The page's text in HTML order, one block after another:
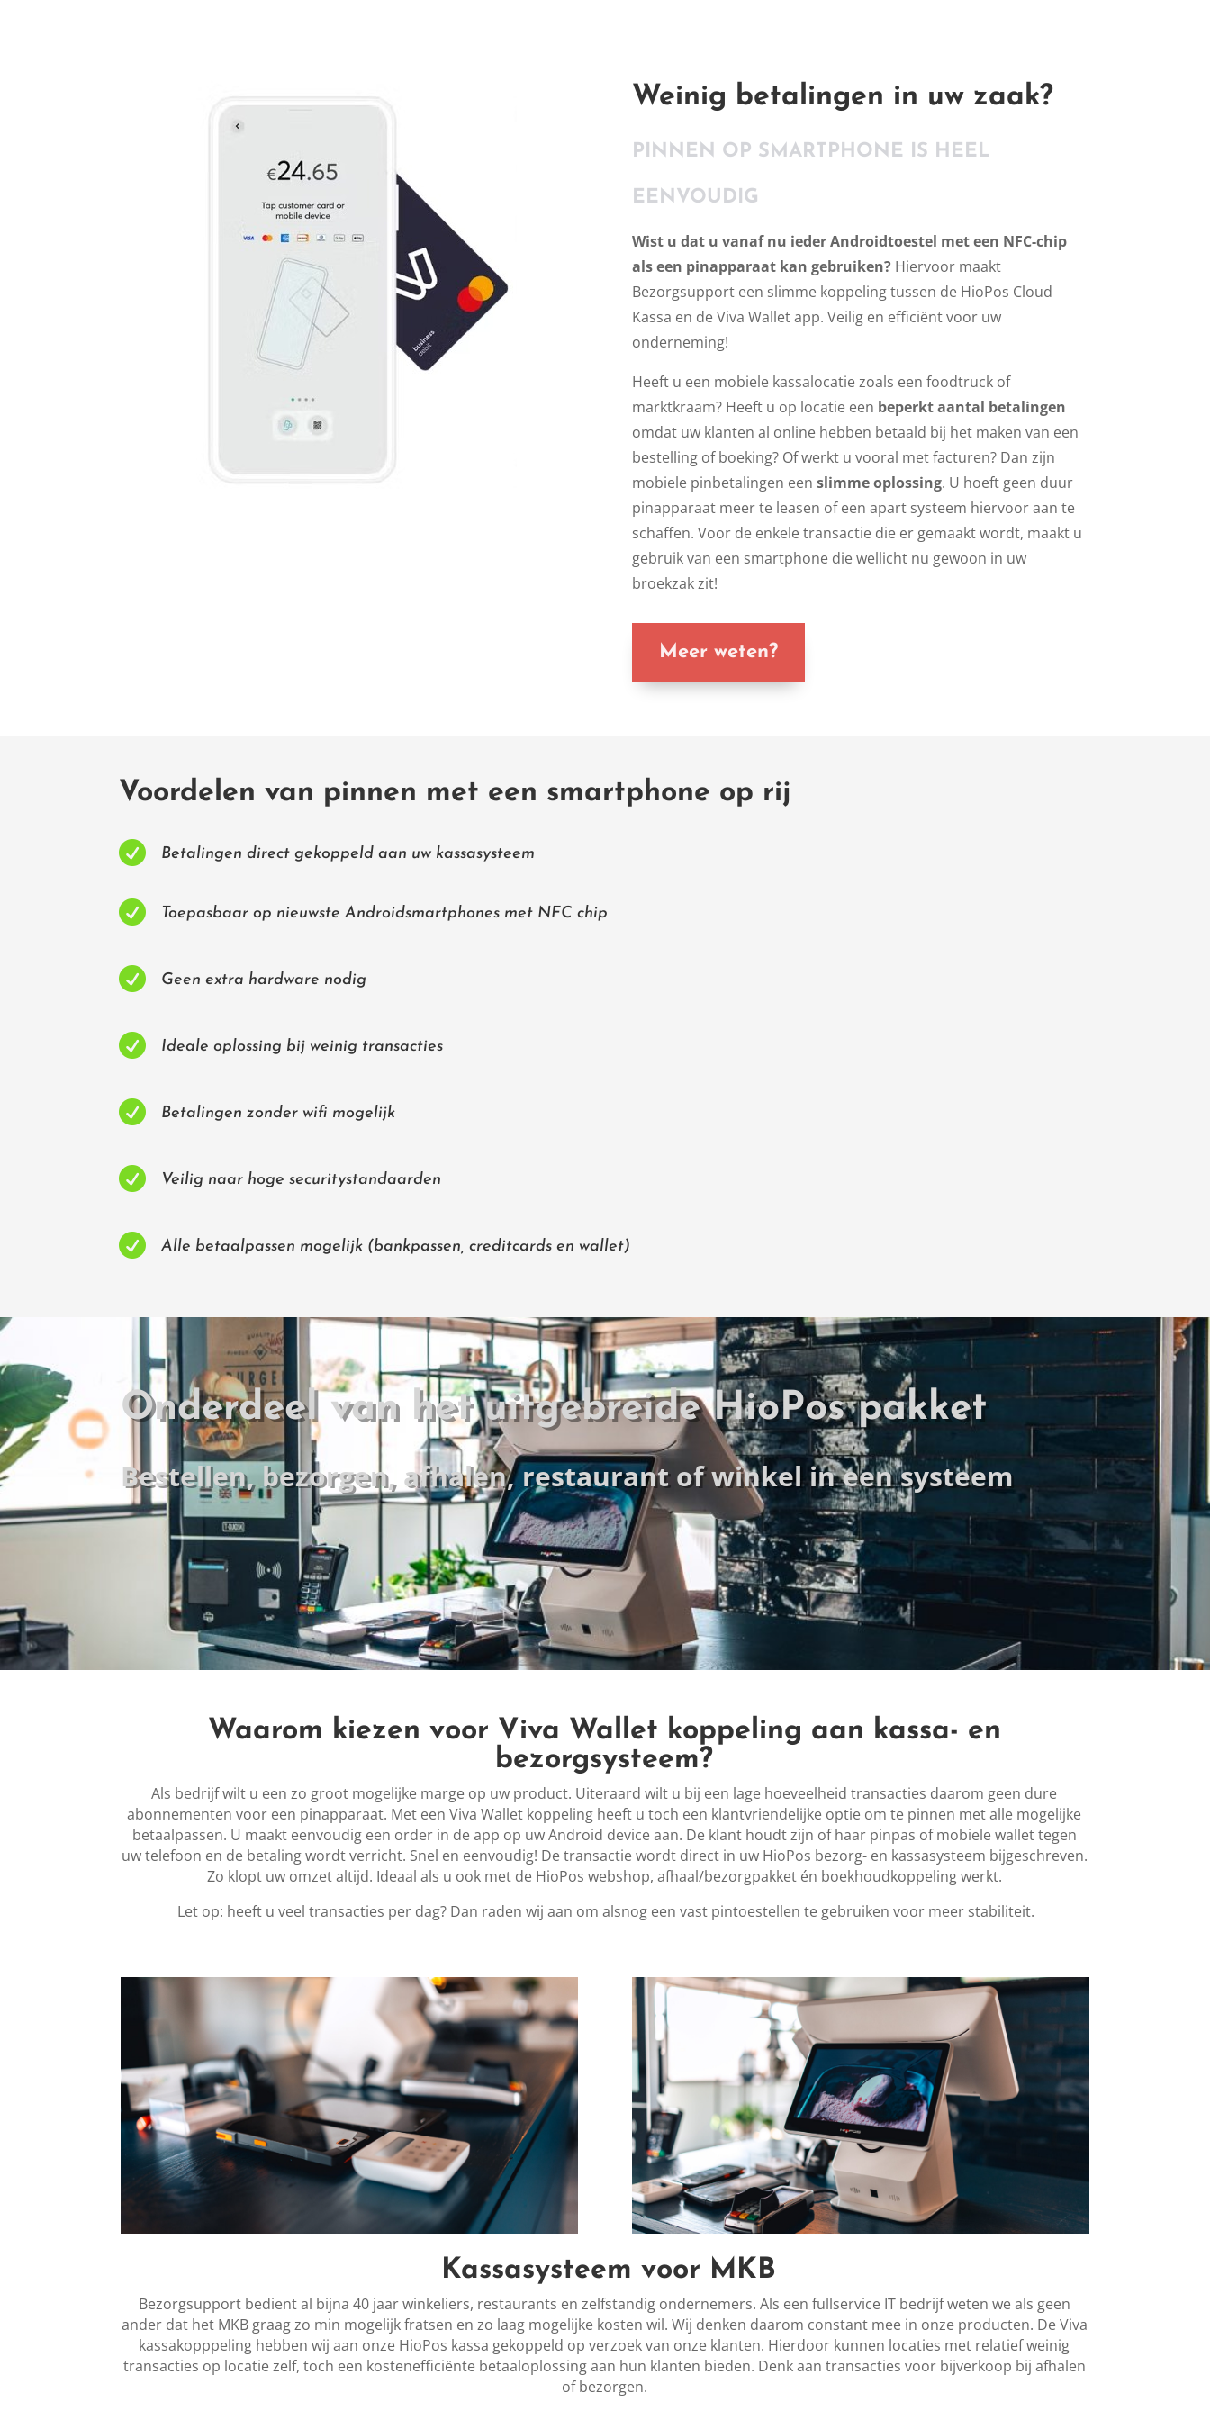
Weinig betalingen in uw zaak?
PINNEN OP SMARTPHONE IS HEEL
EENVOUDIG
Wist u dat u vanaf nu ieder Androidtoestel met een NFC-chip
als een pinapparaat kan gebruiken?Hiervoor maakt
Bezorgsupport een slimme koppeling tussen de HioPos Cloud
Kassa en de Viva Wallet app. Veilig en efficiënt voor uw
onderneming!
Heeft u een mobiele kassalocatie zoals een foodtruck of
marktkraam? Heeft u op locatie een beperkt aantal betalingen
omdat uw klanten al online hebben betaald bij het maken van een
bestelling of boeking? Of werkt u vooral met facturen? Dan zijn
mobiele pinbetalingen een slimme oplossing. U hoeft geen duur
pinapparaat meer te leasen of een apart systeem hiervoor aan te
schaffen. Voor de enkele transactie die er gemaakt wordt, maakt u
gebruik van een smartphone die wellicht nu gewoon in uw
broekzak zit!
Meer weten?
Voordelen van pinnen met een smartphone op rij
 Betalingen direct gekoppeld aan uw kassasysteem
 Toepasbaar op nieuwste Androidsmartphones met NFC chip
 Geen extra hardware nodig
 Ideale oplossing bij weinig transacties
 Betalingen zonder wifi mogelijk
 Veilig naar hoge securitystandaarden
 Alle betaalpassen mogelijk (bankpassen, creditcards en wallet)
Onderdeel van het uitgebreide HioPos pakket
Bestellen, bezorgen, afhalen, restaurant of winkel in een systeem
Waarom kiezen voor Viva Wallet koppeling aan kassa- en
bezorgsysteem?
Als bedrijf wilt u een zo groot mogelijke marge op uw product. Uiteraard wilt u bij een lage hoeveelheid transacties daarom geen dure
abonnementen voor een pinapparaat. Met een Viva Wallet koppeling heeft u toch een klantvriendelijke optie om te pinnen met alle mogelijke
betaalpassen. U maakt eenvoudig een order in de app op uw Android device aan. De klant houdt zijn of haar pinpas of mobiele wallet tegen
uw telefoon en de betaling wordt verricht. Snel en eenvoudig! De transactie wordt direct in uw HioPos bezorg- en kassasysteem bijgeschreven.
Zo klopt uw omzet altijd. Ideaal als u ook met de HioPos webshop, afhaal/bezorgpakket én boekhoudkoppeling werkt.
Let op: heeft u veel transacties per dag? Dan raden wij aan om alsnog een vast pintoestellen te gebruiken voor meer stabiliteit.
Kassasysteem voor MKB
Bezorgsupport bedient al bijna 40 jaar winkeliers, restaurants en zelfstandig ondernemers. Als een fullservice IT bedrijf weten we als geen
ander dat het MKB graag zo min mogelijk fratsen en zo laag mogelijke kosten wil. Wij denken daarom constant mee in onze producten. De Viva
kassakopppeling hebben wij aan onze HioPos kassa gekoppeld op verzoek van onze klanten. Hierdoor kunnen locaties met relatief weinig
transacties op locatie zelf, toch een kostenefficiënte betaaloplossing aan hun klanten bieden. Denk aan transacties voor bijverkoop bij afhalen
of bezorgen.